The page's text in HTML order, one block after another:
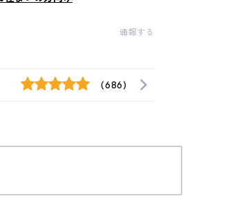
通報する
(686)